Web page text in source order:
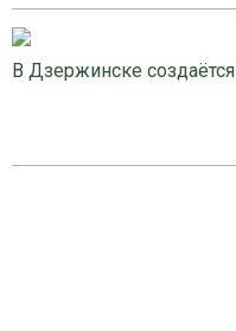
В Дзержинске